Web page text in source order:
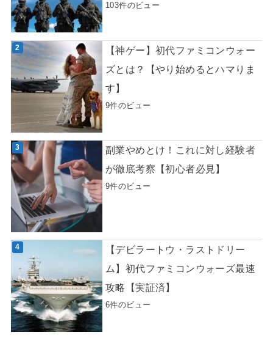
103件のビュー
【神ゲー】初代ファミコンウォー
ズとは？【やり始めるとハマりま
す】
9件のビュー
副業やめとけ！これに対し経験者
が徹底考察【初心者必見】
9件のビュー
【デビラートウ・ラストドリー
ム】初代ファミコンウォーズ最速
攻略【実証済】
6件のビュー